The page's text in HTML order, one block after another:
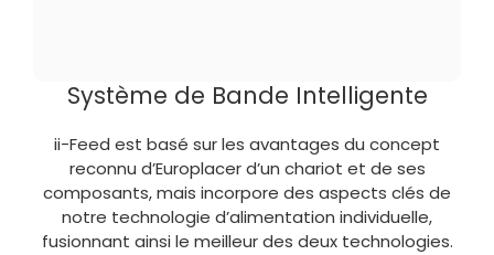
Système de Bande Intelligente
ii-Feed est basé sur les avantages du concept
reconnu d’Europlacer d’un chariot et de ses
composants, mais incorpore des aspects clés de
notre technologie d’alimentation individuelle,
fusionnant ainsi le meilleur des deux technologies.